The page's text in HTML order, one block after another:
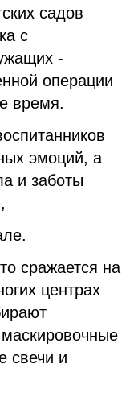
садов
с
-
операции
время.
эмоций, а
и заботы
сражается на
центрах
свечи и